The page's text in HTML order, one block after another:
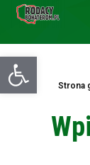
Otwórz
Strona